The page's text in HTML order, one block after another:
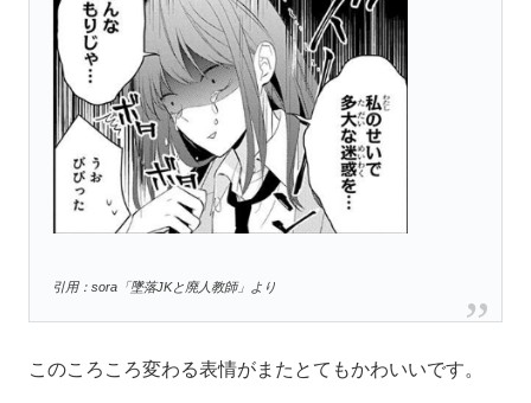
引用：sora「墜落JKと廃人教師」より
このころころ変わる表情がまたとてもかわいいです。